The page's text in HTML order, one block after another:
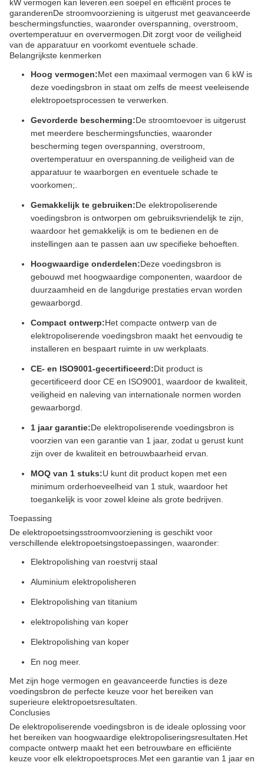
kW vermogen kan leveren.een soepel en efficiënt proces te
garanderenDe stroomvoorziening is uitgerust met geavanceerde
beschermingsfuncties, waaronder overspanning, overstroom,
overtemperatuur en oververmogen.Dit zorgt voor de veiligheid
van de apparatuur en voorkomt eventuele schade.
Belangrijkste kenmerken
Hoog vermogen:Met een maximaal vermogen van 6 kW is
deze voedingsbron in staat om zelfs de meest veeleisende
elektropoetsprocessen te verwerken.
Gevorderde bescherming:De stroomtoevoer is uitgerust
met meerdere beschermingsfuncties, waaronder
bescherming tegen overspanning, overstroom,
overtemperatuur en overspanning.de veiligheid van de
apparatuur te waarborgen en eventuele schade te
voorkomen;.
Gemakkelijk te gebruiken:De elektropoliserende
voedingsbron is ontworpen om gebruiksvriendelijk te zijn,
waardoor het gemakkelijk is om te bedienen en de
instellingen aan te passen aan uw specifieke behoeften.
Hoogwaardige onderdelen:Deze voedingsbron is
gebouwd met hoogwaardige componenten, waardoor de
duurzaamheid en de langdurige prestaties ervan worden
gewaarborgd.
Compact ontwerp:Het compacte ontwerp van de
elektropoliserende voedingsbron maakt het eenvoudig te
installeren en bespaart ruimte in uw werkplaats.
CE- en ISO9001-gecertificeerd:Dit product is
gecertificeerd door CE en ISO9001, waardoor de kwaliteit,
veiligheid en naleving van internationale normen worden
gewaarborgd.
1 jaar garantie:De elektropoliserende voedingsbron is
voorzien van een garantie van 1 jaar, zodat u gerust kunt
zijn over de kwaliteit en betrouwbaarheid ervan.
MOQ van 1 stuks:U kunt dit product kopen met een
minimum orderhoeveelheid van 1 stuk, waardoor het
toegankelijk is voor zowel kleine als grote bedrijven.
Toepassing
De elektropoetsingsstroomvoorziening is geschikt voor
verschillende elektropoetsingstoepassingen, waaronder:
Elektropolishing van roestvrij staal
Aluminium elektropolisheren
Elektropolishing van titanium
elektropolishing van koper
Elektropolishing van koper
En nog meer.
Met zijn hoge vermogen en geavanceerde functies is deze
voedingsbron de perfecte keuze voor het bereiken van
superieure elektropoetsresultaten.
Conclusies
De elektropoliserende voedingsbron is de ideale oplossing voor
het bereiken van hoogwaardige elektropoliseringsresultaten.Het
compacte ontwerp maakt het een betrouwbare en efficiënte
keuze voor elk elektropoetsproces.Met een garantie van 1 jaar en